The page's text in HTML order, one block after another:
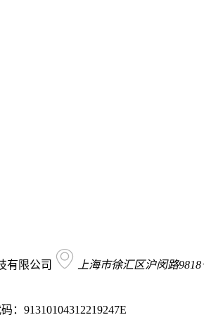
有限公司
上海市徐汇区沪闵路
：91310104312219247E